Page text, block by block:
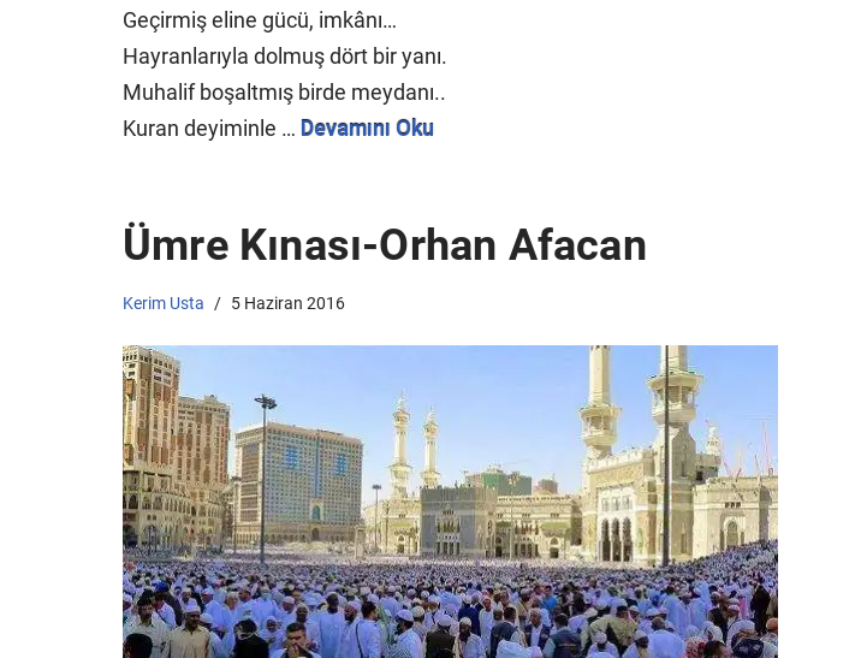
Geçirmiş eline gücü, imkânı…
Hayranlarıyla dolmuş dört bir yanı.
Muhalif boşaltmış birde meydanı..
Kuran deyiminle … Devamını Oku
Ümre Kınası-Orhan Afacan
Kerim Usta 5 Haziran 2016